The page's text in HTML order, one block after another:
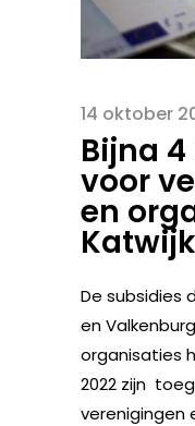
14 oktober
Bijna
voor
en
Katwijk
De subsidies
en
organisaties
2022 zijn
verenigingen